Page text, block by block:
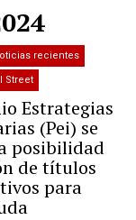
recientes
Street
Estrategias
(Pei) se
posibilidad
de títulos
para